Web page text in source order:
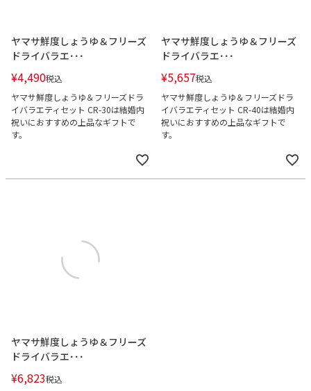
ヤマサ鮮度しょうゆ＆フリーズ
ドライバラエ･･･
¥4,490税込
ヤマサ鮮度しょうゆ＆フリーズドラ
イバラエティセット CR-30は結婚内
祝いにおすすめの上品なギフトで
す。
ヤマサ鮮度しょうゆ＆フリーズ
ドライバラエ･･･
¥5,657税込
ヤマサ鮮度しょうゆ＆フリーズドラ
イバラエティセット CR-40は結婚内
祝いにおすすめの上品なギフトで
す。
ヤマサ鮮度しょうゆ＆フリーズ
ドライバラエ･･･
¥6,823税込